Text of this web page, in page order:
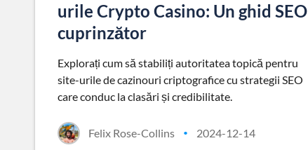
urile Crypto Casino: Un ghid SEO
cuprinzător
Explorați cum să stabiliți autoritatea topică pentru
site-urile de cazinouri criptografice cu strategii SEO
care conduc la clasări și credibilitate.
Felix Rose-Collins • 2024-12-14